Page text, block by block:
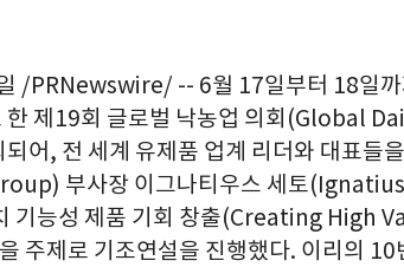
/PRNewswire/ -- 6월 17일부터 18일까
제19회 글로벌 낙농업 의회(Global
어, 전 세계 유제품 업계 리더와 대표들
부사장 이그나티우스 세토
기능성 제품 기회 창출(Creating High
제로 기조연설을 진행했다. 이리의 10